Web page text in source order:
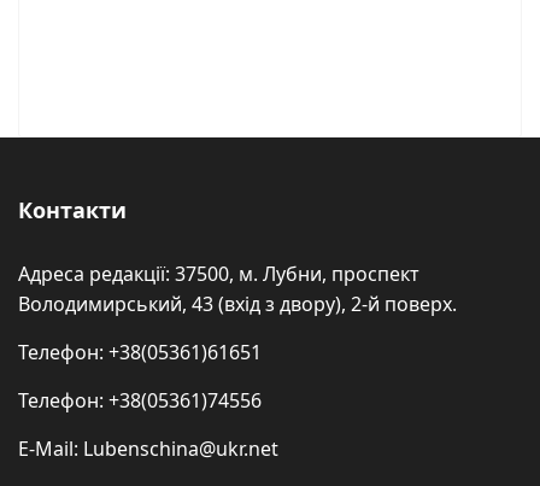
Контакти
Адреса редакції: 37500, м. Лубни, проспект
Володимирський, 43 (вхід з двору), 2-й поверх.
Телефон: +38(05361)61651
Телефон: +38(05361)74556
E-Mail: Lubenschina@ukr.net